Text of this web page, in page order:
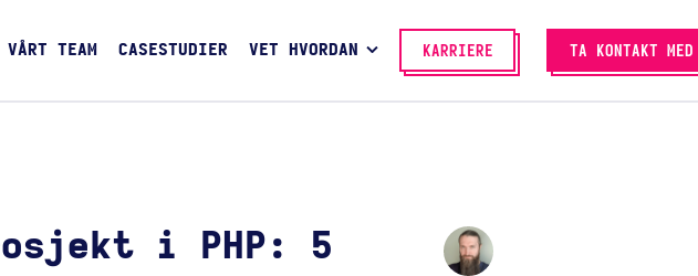
VÅRT TEAM CASESTUDIER VET HVORDAN KARRIERE TA KONTAKT MED
i PHP: 5